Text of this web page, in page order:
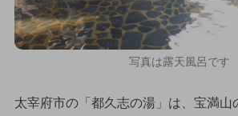
写真は露天風呂です
太宰府市の「都久志の湯」は、宝満山